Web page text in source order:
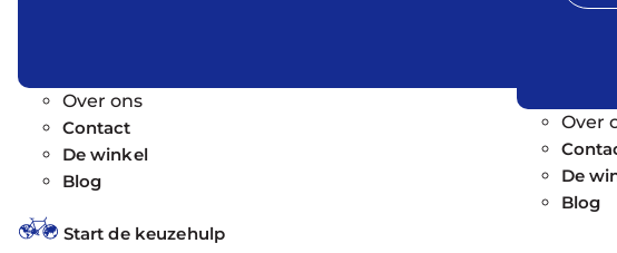
Over ons
Contact
De winkel
Blog
Over
De
Blog
Start de keuzehulp